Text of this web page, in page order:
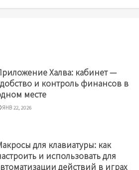
Халва: кабинет —
и контроль финансов в
месте
ЯНВ 22, 2026
для клавиатуры: как
и использовать для
действий в играх